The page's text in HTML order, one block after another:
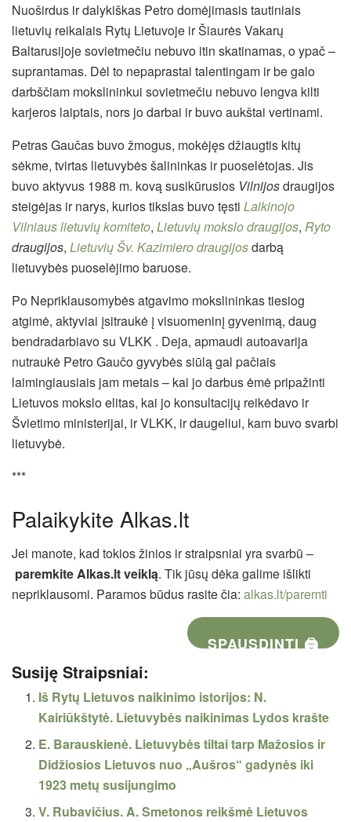
Nuoširdus ir dalykiškas Petro domėjimasis tautiniais
lietuvių reikalais Rytų Lietuvoje ir Šiaurės Vakarų
Baltarusijoje sovietmečiu nebuvo itin skatinamas, o ypač –
suprantamas. Dėl to nepaprastai talentingam ir be galo
darbščiam mokslininkui sovietmečiu nebuvo lengva kilti
karjeros laiptais, nors jo darbai ir buvo aukštai vertinami.
Petras Gaučas buvo žmogus, mokėjęs džiaugtis kitų
sėkme, tvirtas lietuvybės šalininkas ir puoselėtojas. Jis
buvo aktyvus 1988 m. kovą susikūrusios Vilnijosdraugijos
steigėjas ir narys, kurios tikslas buvo tęsti Laikinojo
Vilniaus lietuvių komiteto, Lietuvių mokslo draugijos, Ryto
draugijos, Lietuvių Šv. Kazimiero draugijosdarbą
lietuvybės puoselėjimo baruose.
Po Nepriklausomybės atgavimo mokslininkas tiesiog
atgimė, aktyviai įsitraukė į visuomeninį gyvenimą, daug
bendradarbiavo su VLKK . Deja, apmaudi autoavarija
nutraukė Petro Gaučo gyvybės siūlą gal pačiais
laimingiausiais jam metais – kai jo darbus ėmė pripažinti
Lietuvos mokslo elitas, kai jo konsultacijų reikėdavo ir
Švietimo ministerijai, ir VLKK, ir daugeliui, kam buvo svarbi
lietuvybė.
***
Palaikykite Alkas.lt
Jei manote, kad tokios žinios ir straipsniai yra svarbū –
paremkite Alkas.lt veiklą. Tik jūsų dėka galime išlikti
nepriklausomi. Paramos būdus rasite čia: alkas.lt/paremti
SPAUSDINTI 🖨
Susiję Straipsniai:
Iš Rytų Lietuvos naikinimo istorijos: N.
Kairiūkštytė. Lietuvybės naikinimas Lydos krašte
E. Barauskienė. Lietuvybės tiltai tarp Mažosios ir
Didžiosios Lietuvos nuo „Aušros“ gadynės iki
1923 metų susijungimo
V. Rubavičius. A. Smetonos reikšmė Lietuvos